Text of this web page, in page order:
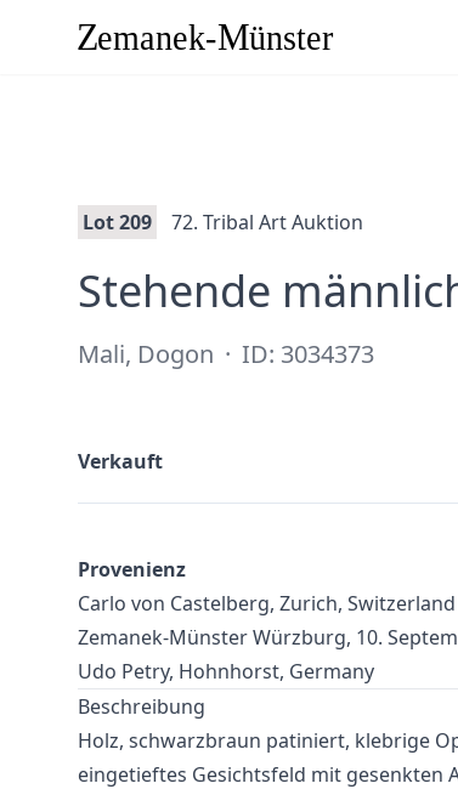
Lot 209 72. Tribal Art Auktion
Stehende
Mali, Dogon · ID: 3034373
Verkauft
Provenienz
Carlo von Castelberg, Zurich, Switzerland
Zemanek-Münster Würzburg, 10.
Udo Petry, Hohnhorst, Germany
Beschreibung
Holz, schwarzbraun patiniert, klebrige
eingetieftes Gesichtsfeld mit gesenkten